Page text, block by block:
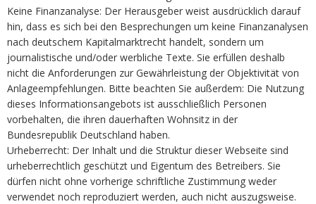
Keine Finanzanalyse: Der Herausgeber weist ausdrücklich darauf
hin, dass es sich bei den Besprechungen um keine Finanzanalysen
nach deutschem Kapitalmarktrecht handelt, sondern um
journalistische und/oder werbliche Texte. Sie erfüllen deshalb
nicht die Anforderungen zur Gewährleistung der Objektivität von
Anlageempfehlungen. Bitte beachten Sie außerdem: Die Nutzung
dieses Informationsangebots ist ausschließlich Personen
vorbehalten, die ihren dauerhaften Wohnsitz in der
Bundesrepublik Deutschland haben.
Urheberrecht: Der Inhalt und die Struktur dieser Webseite sind
urheberrechtlich geschützt und Eigentum des Betreibers. Sie
dürfen nicht ohne vorherige schriftliche Zustimmung weder
verwendet noch reproduziert werden, auch nicht auszugsweise.